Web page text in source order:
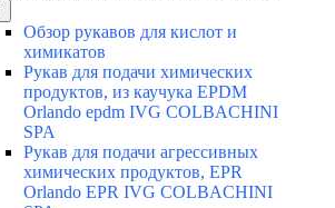
Обзор рукавов для кислот и
химикатов
Рукав для подачи химических
продуктов, из каучука EPDM
Orlando epdm IVG COLBACHINI
SPA
Рукав для подачи агрессивных
химических продуктов, EPR
Orlando EPR IVG COLBACHINI